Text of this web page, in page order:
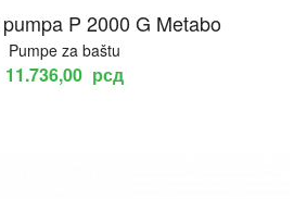
P 2000 G Metabo
Pumpe za baštu
11.736,00 рсд